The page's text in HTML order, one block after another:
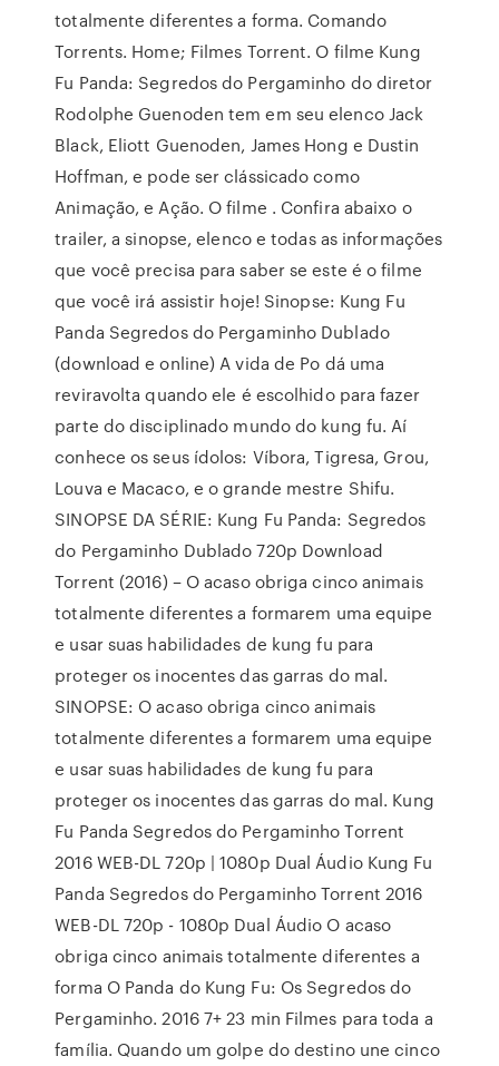
totalmente diferentes a forma. Comando
Torrents. Home; Filmes Torrent. O filme Kung
Fu Panda: Segredos do Pergaminho do diretor
Rodolphe Guenoden tem em seu elenco Jack
Black, Eliott Guenoden, James Hong e Dustin
Hoffman, e pode ser clássicado como
Animação, e Ação. O filme . Confira abaixo o
trailer, a sinopse, elenco e todas as informações
que você precisa para saber se este é o filme
que você irá assistir hoje! Sinopse: Kung Fu
Panda Segredos do Pergaminho Dublado
(download e online) A vida de Po dá uma
reviravolta quando ele é escolhido para fazer
parte do disciplinado mundo do kung fu. Aí
conhece os seus ídolos: Víbora, Tigresa, Grou,
Louva e Macaco, e o grande mestre Shifu.
SINOPSE DA SÉRIE: Kung Fu Panda: Segredos
do Pergaminho Dublado 720p Download
Torrent (2016) – O acaso obriga cinco animais
totalmente diferentes a formarem uma equipe
e usar suas habilidades de kung fu para
proteger os inocentes das garras do mal.
SINOPSE: O acaso obriga cinco animais
totalmente diferentes a formarem uma equipe
e usar suas habilidades de kung fu para
proteger os inocentes das garras do mal. Kung
Fu Panda Segredos do Pergaminho Torrent
2016 WEB-DL 720p | 1080p Dual Áudio Kung Fu
Panda Segredos do Pergaminho Torrent 2016
WEB-DL 720p - 1080p Dual Áudio O acaso
obriga cinco animais totalmente diferentes a
forma O Panda do Kung Fu: Os Segredos do
Pergaminho. 2016 7+ 23 min Filmes para toda a
família. Quando um golpe do destino une cinco